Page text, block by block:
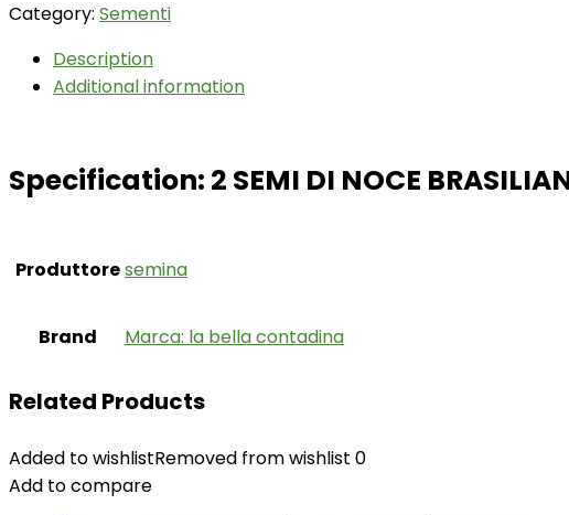
Category: Sementi
Description
Additional information
Specification: 2 SEMI DI NOCE
Produttore‎semina
Brand Marca: la bella contadina
Related Products
Added to wishlistRemoved from wishlist 0
Add to compare